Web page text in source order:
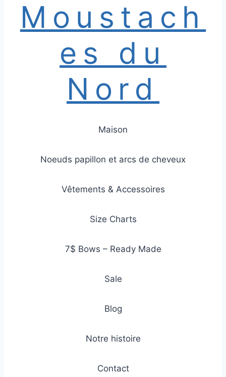
Moustach
es du
Nord
Maison
Noeuds papillon et arcs de cheveux
Vêtements & Accessoires
Size Charts
7$ Bows – Ready Made
Sale
Blog
Notre histoire
Contact